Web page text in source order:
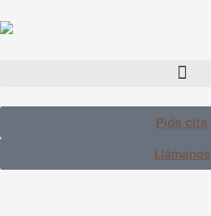
Pide cita
Llámanos